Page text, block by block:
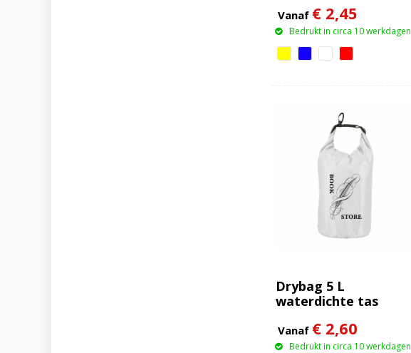
Vanaf € 2,45
Bedrukt in circa 10 werkdagen
Drybag 5 L
waterdichte tas
Vanaf € 2,60
Bedrukt in circa 10 werkdagen